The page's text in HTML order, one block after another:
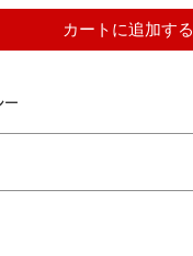
カートに追加する
ー
ださい。